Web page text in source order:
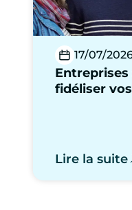
17/07/
Entreprises
fidéliser
Lire la suite